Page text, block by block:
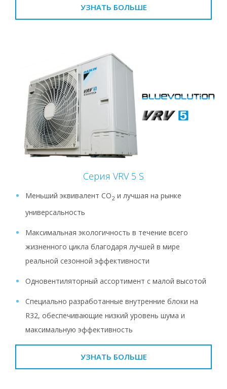
УЗНАТЬ БОЛЬШЕ
Серия VRV 5 S
Меньший эквивалент СО2 и лучшая на рынке
универсальность
Максимальная экологичность в течение всего
жизненного цикла благодаря лучшей в мире
реальной сезонной эффективности
Одновентиляторный ассортимент с малой высотой
Специально разработанные внутренние блоки на
R32, обеспечивающие низкий уровень шума и
максимальную эффективность
УЗНАТЬ БОЛЬШЕ